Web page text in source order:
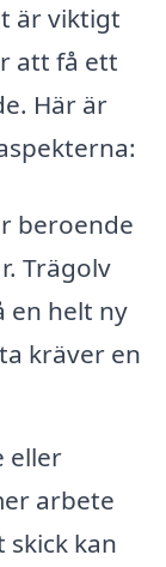
är viktigt
att få ett
Här är
beroende
Trägolv
en helt ny
kräver en
eller
arbete
skick kan